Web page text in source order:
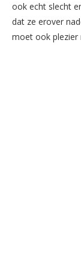
ook echt slecht
dat ze erover
moet ook plezier